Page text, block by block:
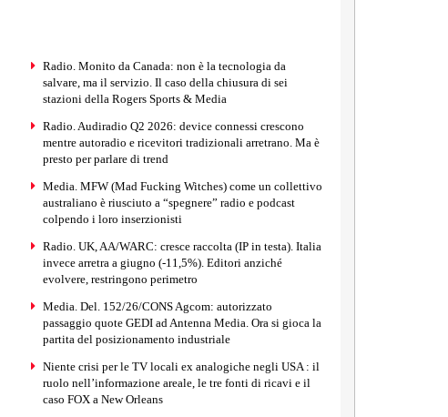
Radio. Monito da Canada: non è la tecnologia da
salvare, ma il servizio. Il caso della chiusura di sei
stazioni della Rogers Sports & Media
Radio. Audiradio Q2 2026: device connessi crescono
mentre autoradio e ricevitori tradizionali arretrano. Ma è
presto per parlare di trend
Media. MFW (Mad Fucking Witches) come un collettivo
australiano è riusciuto a “spegnere” radio e podcast
colpendo i loro inserzionisti
Radio. UK, AA/WARC: cresce raccolta (IP in testa). Italia
invece arretra a giugno (-11,5%). Editori anziché
evolvere, restringono perimetro
Media. Del. 152/26/CONS Agcom: autorizzato
passaggio quote GEDI ad Antenna Media. Ora si gioca la
partita del posizionamento industriale
Niente crisi per le TV locali ex analogiche negli USA : il
ruolo nell’informazione areale, le tre fonti di ricavi e il
caso FOX a New Orleans